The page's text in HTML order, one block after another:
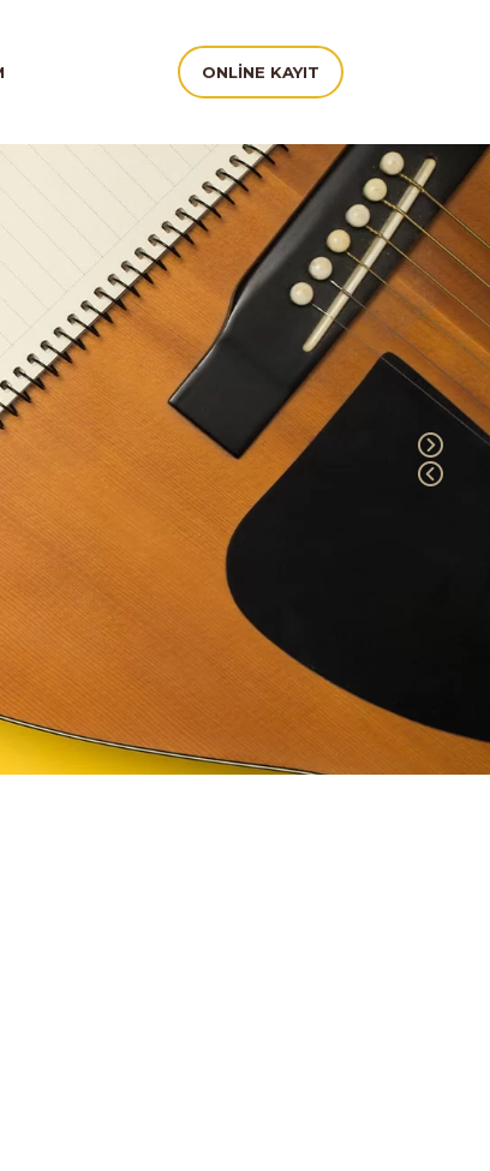
ONLINE KAYIT